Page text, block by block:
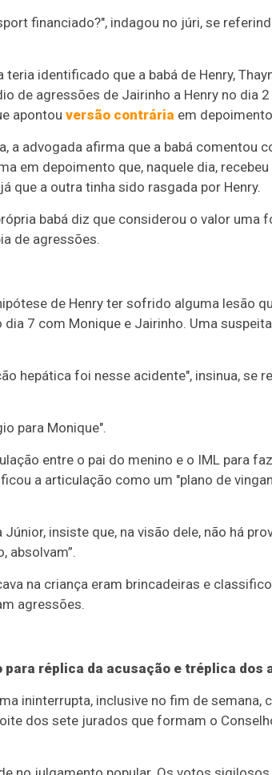
financiado?", indagou no júri, se
identificado que a babá de Henry,
de agressões de Jairinho a Henry no dia
apontou versão contrária em
a advogada afirma que a babá comentou
em depoimento que, naquele dia, recebeu
que a outra tinha sido rasgada por Henry.
babá diz que considerou o valor uma
de agressões.
de Henry ter sofrido alguma lesão
7 com Monique e Jairinho. Uma
hepática foi nesse acidente", insinua, se
para Monique".
entre o pai do menino e o IML para
a articulação como um "plano de
insiste que, na visão dele, não há
absolvam”.
na criança eram brincadeiras e
agressões.
réplica da acusação e tréplica dos
ininterrupta, inclusive no fim de semana,
dos sete jurados que formam o